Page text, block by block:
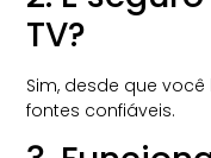
TV?
Sim, desde que você
fontes confiáveis.